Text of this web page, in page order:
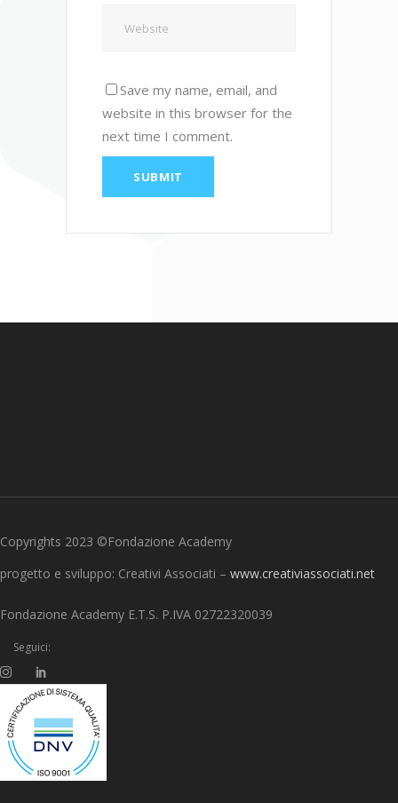
Save my name, email, and
website in this browser for the
next time I comment.
Copyrights 2023 ©Fondazione Academy
progetto e sviluppo: Creativi Associati – www.creativiassociati.net
Fondazione Academy E.T.S. P.IVA 02722320039
Seguici: